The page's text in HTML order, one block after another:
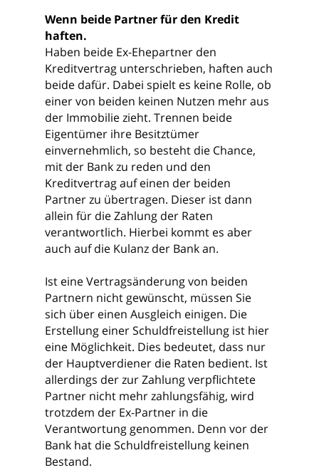
Wenn beide Partner für den Kredit
haften.
Haben beide Ex-Ehepartner den
Kreditvertrag unterschrieben, haften auch
beide dafür. Dabei spielt es keine Rolle, ob
einer von beiden keinen Nutzen mehr aus
der Immobilie zieht. Trennen beide
Eigentümer ihre Besitztümer
einvernehmlich, so besteht die Chance,
mit der Bank zu reden und den
Kreditvertrag auf einen der beiden
Partner zu übertragen. Dieser ist dann
allein für die Zahlung der Raten
verantwortlich. Hierbei kommt es aber
auch auf die Kulanz der Bank an.
Ist eine Vertragsänderung von beiden
Partnern nicht gewünscht, müssen Sie
sich über einen Ausgleich einigen. Die
Erstellung einer Schuldfreistellung ist hier
eine Möglichkeit. Dies bedeutet, dass nur
der Hauptverdiener die Raten bedient. Ist
allerdings der zur Zahlung verpflichtete
Partner nicht mehr zahlungsfähig, wird
trotzdem der Ex-Partner in die
Verantwortung genommen. Denn vor der
Bank hat die Schuldfreistellung keinen
Bestand.